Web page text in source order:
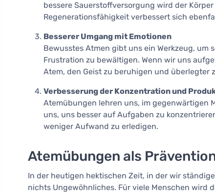
bessere Sauerstoffversorgung wird der
Regenerationsfähigkeit verbessert sich
Besserer Umgang mit Emotionen
Bewusstes Atmen gibt uns ein Werkzeug, um
Frustration zu bewältigen. Wenn wir uns
Atem, den Geist zu beruhigen und überlegter
Verbesserung der Konzentration und
Atemübungen lehren uns, im gegenwärtigen
uns, uns besser auf Aufgaben zu
weniger Aufwand zu erledigen.
Atemübungen als
In der heutigen hektischen Zeit, in der wir
nichts Ungewöhnliches. Für viele Menschen